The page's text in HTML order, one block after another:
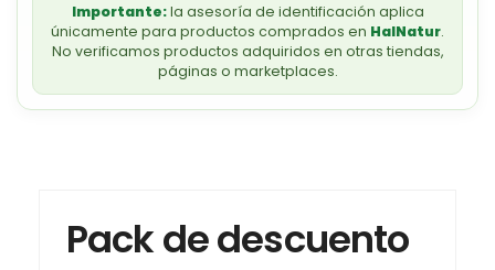
Importante:la asesoría de identificación aplica
únicamente para productos comprados en HalNatur.
No verificamos productos adquiridos en otras tiendas,
páginas o marketplaces.
Pack de descuento